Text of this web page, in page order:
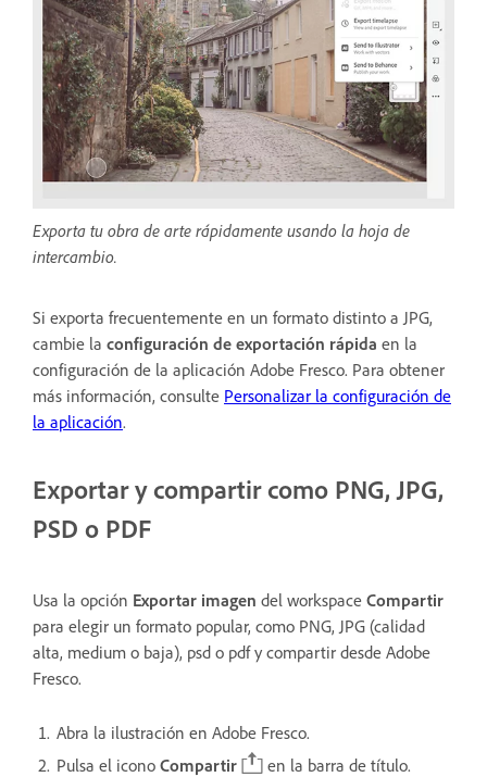
Exporta tu obra de arte rápidamente usando la hoja de
intercambio.
Si exporta frecuentemente en un formato distinto a JPG,
cambie la configuración de exportación rápida en la
configuración de la aplicación Adobe Fresco. Para obtener
más información, consulte Personalizar la configuración de
la aplicación.
Exportar y compartir como PNG, JPG,
PSD o PDF
Usa la opción Exportar imagen del workspace Compartir
para elegir un formato popular, como PNG, JPG (calidad
alta, medium o baja), psd o pdf y compartir desde Adobe
Fresco.
Abra la ilustración en Adobe Fresco.
Pulsa el icono Compartir
en la barra de título.